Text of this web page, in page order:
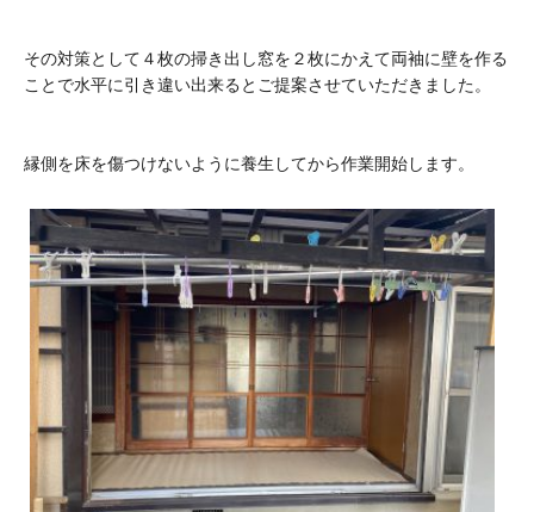
その対策として４枚の掃き出し窓を２枚にかえて両袖に壁を作る
ことで水平に引き違い出来るとご提案させていただきました。
縁側を床を傷つけないように養生してから作業開始します。